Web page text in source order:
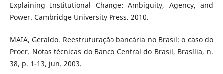
Explaining Institutional Change: Ambiguity, Agency, and
Power. Cambridge University Press. 2010.
MAIA, Geraldo. Reestruturação bancária no Brasil: o caso do
Proer. Notas técnicas do Banco Central do Brasil, Brasília, n.
38, p. 1-13, jun. 2003.